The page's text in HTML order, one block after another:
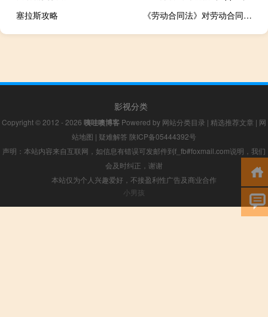
塞拉斯攻略
《劳动合同法》对劳动合同试用期的规定是什么呢
影视分类
Copyright © 2012 - 2026 咦哇噢博客 Powered by 网站分类目录 | 精选推荐文章 | 网
站地图 | 疑难解答 陕ICP备05444392号
声明：本站内容来自互联网，如信息有错误可发邮件到f_fb#foxmail.com说明，我们
会及时纠正，谢谢
本站仅为个人兴趣爱好，不接盈利性广告及商业合作
小男孩